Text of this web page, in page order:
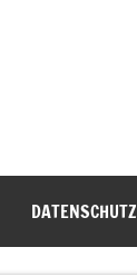
DATENSCHUTZ